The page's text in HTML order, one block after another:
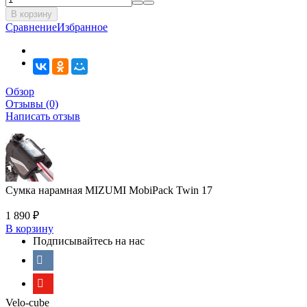
В корзину
СравнениеИзбранное
Обзор
Отзывы (0)
Написать отзыв
Сумка нарамная MIZUMI MobiPack Twin 17
1 890 ₽
В корзину
Подписывайтесь на нас
Velo-cube